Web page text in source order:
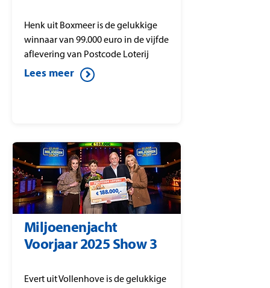
Henk uit Boxmeer is de gelukkige
winnaar van 99.000 euro in de vijfde
aflevering van Postcode Loterij
Miljoenenjacht.
Lees meer
Miljoenenjacht
Voorjaar 2025 Show 3
Evert uit Vollenhove is de gelukkige